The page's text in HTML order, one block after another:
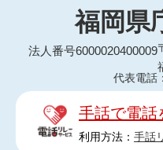
福岡県
法人番号6000020400009
代表電話
手話で電話
利用方法： 手話